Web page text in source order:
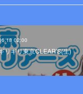
02:00
リギリ東京CLEAR'S(生)